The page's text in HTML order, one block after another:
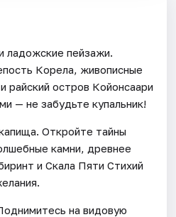
ладожские пейзажи.
Корела, живописные
райский остров Койонсаари
— не забудьте купальник!
Откройте тайны
камни, древнее
и Скала Пяти Стихий
на видовую